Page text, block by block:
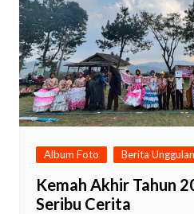
Album Foto Berita Unggulan
Kemah Akhir Tahun
Seribu Cerita